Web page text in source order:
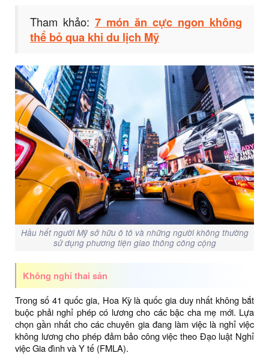
Tham khảo: 7 món ăn cực ngon không
thể bỏ qua khi du lịch Mỹ
Hầu hết người Mỹ sở hữu ô tô và những người không thường
sử dụng phương tiện giao thông công cộng
Không nghỉ thai sản
Trong số 41 quốc gia, Hoa Kỳ là quốc gia duy nhất không bắt
buộc phải nghỉ phép có lương cho các bậc cha mẹ mới. Lựa
chọn gần nhất cho các chuyên gia đang làm việc là nghỉ việc
không lương cho phép đảm bảo công việc theo Đạo luật Nghỉ
việc Gia đình và Y tế (FMLA).